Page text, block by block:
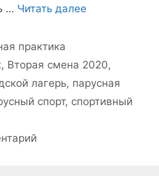
… Читать далее
практика
, Вторая смена 2020,
лагерь, парусная
спорт, спортивный